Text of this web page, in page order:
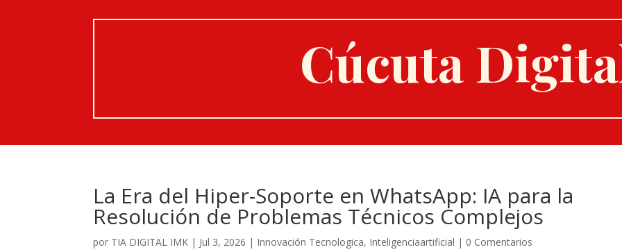
Cúcuta
La Era del Hiper-Soporte en WhatsApp: IA para la
Resolución de Problemas Técnicos Complejos
por TIA DIGITAL IMK | Jul 3, 2026 | Innovación Tecnologica, Inteligenciaartificial | 0 Comentarios